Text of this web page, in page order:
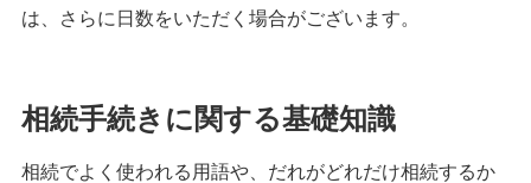
は、さらに日数をいただく場合がございます。
相続手続きに関する基礎知識
相続でよく使われる用語や、だれがどれだけ相続するか